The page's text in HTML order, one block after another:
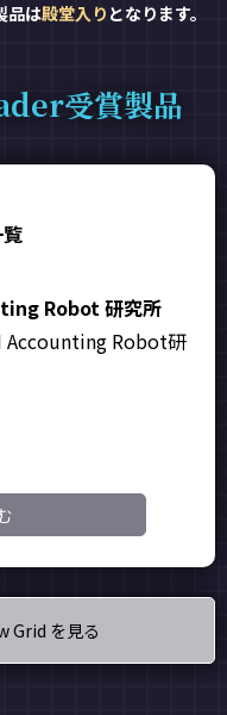
品は殿堂入り となります。
受賞製品
Robot 研究所
Accounting Robot研
Grid を見る